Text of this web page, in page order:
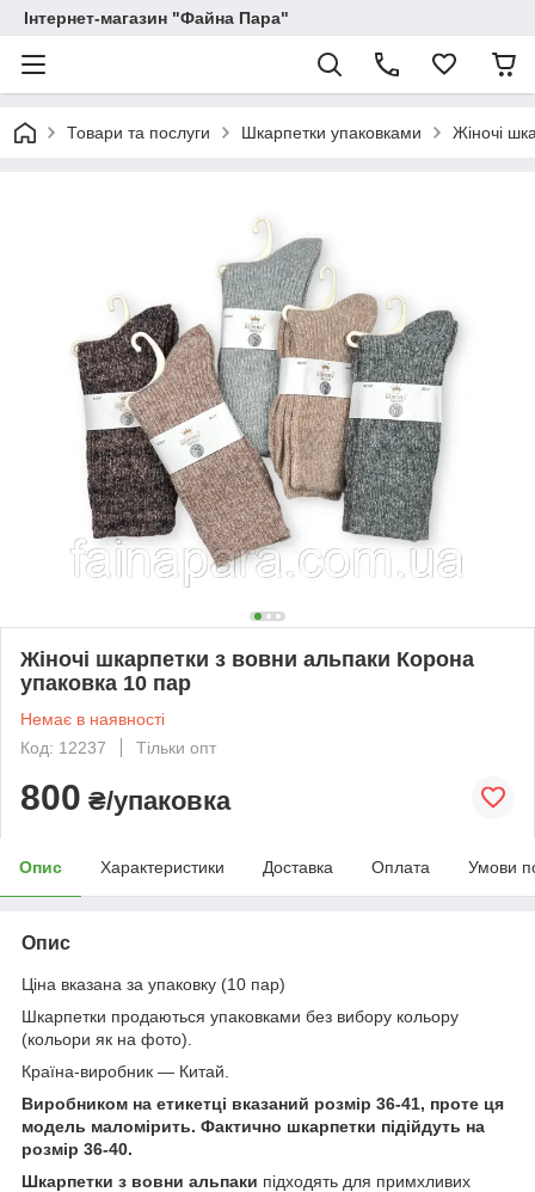
Інтернет-магазин "Файна Пара"
Товари та послуги Шкарпетки упаковками Жіночі
Жіночі шкарпетки з вовни альпаки Корона
упаковка 10 пар
Немає в наявності
Код: 12237
Тільки опт
800 ₴/упаковка
Опис Характеристики Доставка Оплата Умови
Опис
Ціна вказана за упаковку (10 пар)
Шкарпетки продаються упаковками без вибору кольору
(кольори як на фото).
Країна-виробник — Китай.
Виробником на етикетці вказаний розмір 36-41, проте ця
модель маломірить. Фактично шкарпетки підійдуть на
розмір 36-40.
Шкарпетки з вовни альпаки підходять для примхливих